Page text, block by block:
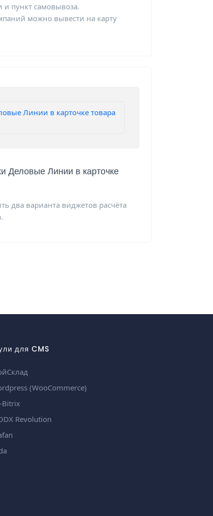
и пункт самовывоза.
можно вывести на карту
Деловые Линии в карточке
два варианта виджетов расчёта
для CMS
(WooCommerce)
Bitrix
Revolution